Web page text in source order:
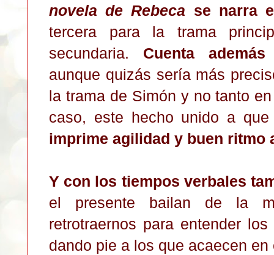
novela de Rebeca se narra
tercera para la trama
secundaria. Cuenta
aunque quizás sería más
la trama de Simón y no tanto
caso, este hecho unido a
imprime agilidad y buen ritmo
Y con los tiempos verbales
el presente bailan de la
retrotraernos para entender
dando pie a los que acaecen